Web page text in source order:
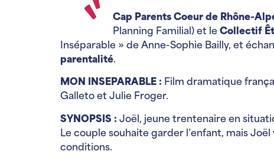
Cap Parents Coeur de Rhône-
Planning Familial) et le Collectif
Inséparable » de Anne-Sophie Bailly, et
parentalité.
MON INSEPARABLE : Film dramatique
Galleto et Julie Froger.
SYNOPSIS : Joël, jeune trentenaire en
Le couple souhaite garder l’enfant, mais
conditions.